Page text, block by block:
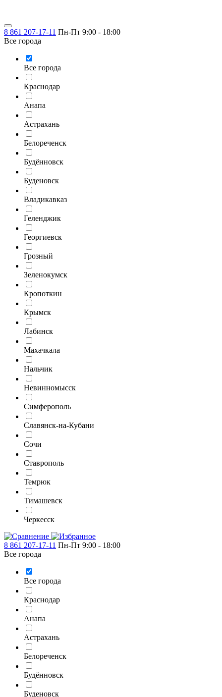
8 861 207-17-11 Пн-Пт 9:00 - 18:00
Все города
Все города
Краснодар
Анапа
Астрахань
Белореченск
Будённовск
Буденовск
Владикавказ
Геленджик
Георгиевск
Грозный
Зеленокумск
Кропоткин
Крымск
Лабинск
Махачкала
Нальчик
Невинномысск
Симферополь
Славянск-на-Кубани
Сочи
Ставрополь
Темрюк
Тимашевск
Черкесск
8 861 207-17-11 Пн-Пт 9:00 - 18:00
Все города
Все города
Краснодар
Анапа
Астрахань
Белореченск
Будённовск
Буденовск